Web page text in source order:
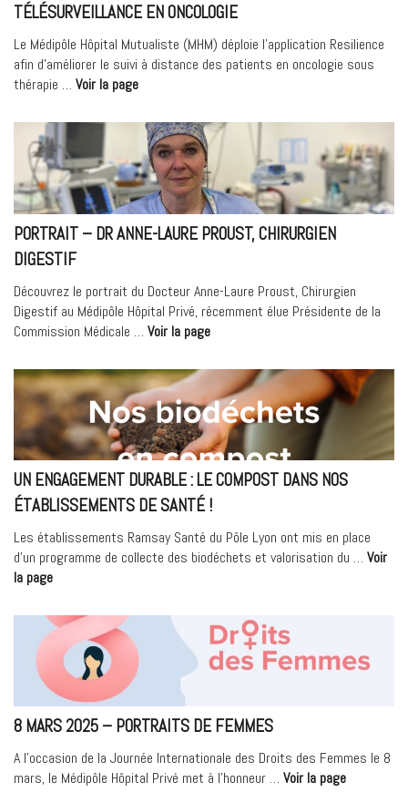
TÉLÉSURVEILLANCE EN ONCOLOGIE
Le Médipôle Hôpital Mutualiste (MHM) déploie l’application Resilience
afin d’améliorer le suivi à distance des patients en oncologie sous
thérapie … Voir la page« Le
Hôpital
Mutualiste
s’engage
dans
la
télésurveillance
en
PORTRAIT – DR ANNE-LAURE PROUST, CHIRURGIEN
DIGESTIF
Découvrez le portrait du Docteur Anne-Laure Proust, Chirurgien
Digestif au Médipôle Hôpital Privé, récemment élue Présidente de la
Commission Médicale … Voir la page« Portrait
Dr
Anne-
Laure
Proust,
Chirurgien
Digestif »
UN ENGAGEMENT DURABLE : LE COMPOST DANS NOS
ÉTABLISSEMENTS DE SANTÉ !
Les établissements Ramsay Santé du Pôle Lyon ont mis en place
d’un programme de collecte des biodéchets et valorisation du … Voir
la page« Un
durable
:
compost
dans
nos
établissements
de
santé
8 MARS 2025 – PORTRAITS DE FEMMES
A l’occasion de la Journée Internationale des Droits des Femmes le 8
mars, le Médipôle Hôpital Privé met à l’honneur … Voir la page« 8